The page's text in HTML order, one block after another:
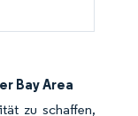
Bay Area
zu schaffen,